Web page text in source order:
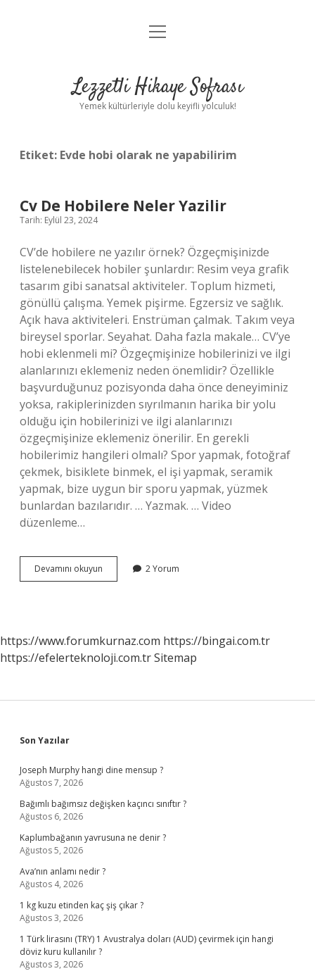
Anasayfa
Yasal Uyarı
menüyü
Lezzetli Hikaye Sofrası
Yemek kültürleriyle dolu keyifli yolculuk!
Etiket: Evde hobi olarak ne yapabilirim
Cv De Hobilere Neler Yazilir
Tarih: Eylül 23, 2024
CV’de hobilere ne yazılır örnek? Özgeçmişinizde
listelenebilecek hobiler şunlardır: Resim veya grafik
tasarım gibi sanatsal aktiviteler. Toplum hizmeti,
gönüllü çalışma. Yemek pişirme. Egzersiz ve sağlık.
Açık hava aktiviteleri. Enstrüman çalmak. Takım veya
bireysel sporlar. Seyahat. Daha fazla makale… CV’ye
hobi eklenmeli mi? Özgeçmişinize hobilerinizi ve ilgi
alanlarınızı eklemeniz neden önemlidir? Özellikle
başvurduğunuz pozisyonda daha önce deneyiminiz
yoksa, rakiplerinizden sıyrılmanın harika bir yolu
olduğu için hobilerinizi ve ilgi alanlarınızı
özgeçmişinize eklemeniz önerilir. En gerekli
hobilerimiz hangileri olmalı? Spor yapmak, fotoğraf
çekmek, bisiklete binmek, el işi yapmak, seramik
yapmak, bize uygun bir sporu yapmak, yüzmek
bunlardan bazılarıdır. … Yazmak. … Video
düzenleme…
Devamını okuyun
De
2 Yorum
https://www.forumkurnaz.com https://bingai.com.tr
https://efelerteknoloji.com.trSitemap
Sidebar
Son Yazılar
Joseph Murphy hangi dine mensup ?
Ağustos 7, 2026
Bağımlı bağımsız değişken kaçıncı sınıftır ?
Ağustos 6, 2026
Kaplumbağanın yavrusuna ne denir ?
Ağustos 5, 2026
Ava’nın anlamı nedir ?
Ağustos 4, 2026
1 kg kuzu etinden kaç şiş çıkar ?
Ağustos 3, 2026
1 Türk lirasını (TRY) 1 Avustralya doları (AUD) çevirmek için hangi
döviz kuru kullanılır ?
Ağustos 3, 2026